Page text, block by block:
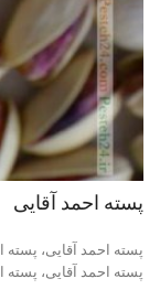
پسته احمد آقایی
پسته احمد آقایی، پسته
پسته احمد آقایی، پسته